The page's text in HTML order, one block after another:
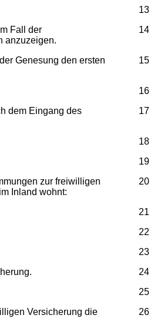
13
14
Fall der
anzuzeigen.
15
Genesung den ersten
16
17
dem Eingang des
18
19
20
zur freiwilligen
Inland wohnt:
21
22
23
24
25
26
Versicherung die